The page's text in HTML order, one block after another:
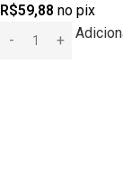
R$59,88 no pix